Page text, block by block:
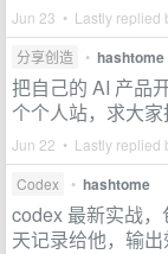
Jun 23 • Lastly replied
分享创造 • hashtome
把自己的 AI 产品
个个人站，求大
Jun 22 • Lastly replied
Codex • hashtome
codex 最新实战
天记录给他，输